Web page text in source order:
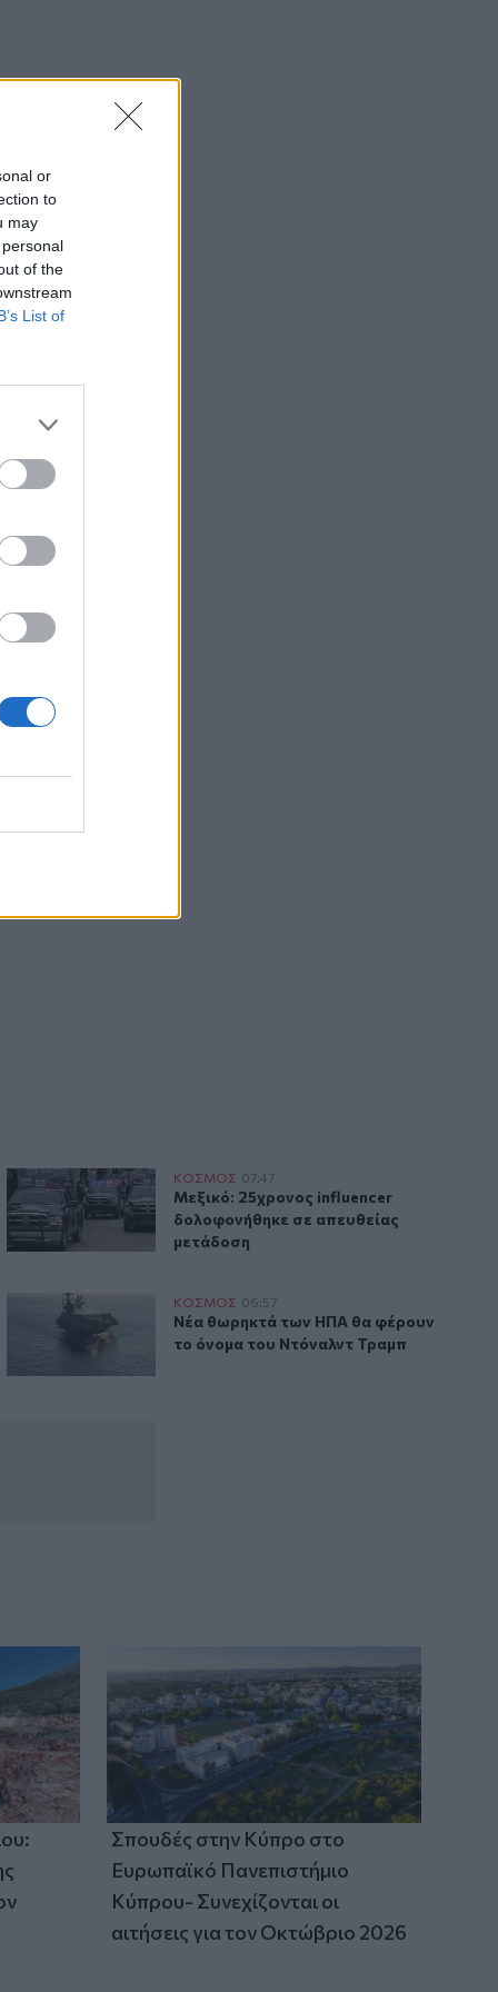
or
to
may
of the
List of
γραμμής
Οδησσού
ουκρανικό λιμάνι της Οδησσού
Μεξικό: 25χρονος influencer δολοφονήθηκε σε απευθείας
ΚΟΣΜΟΣ 07:47
Μεξικό: 25χρονος influencer
Μεξικό: 25χρονος influencer
δολοφονήθηκε σε απευθείας
μετάδοση
Φουέγο
στο ηφαίστειο Φουέγο
Νέα θωρηκτά των ΗΠΑ θα φέρουν το όνομα του Ντόναλντ
ΚΟΣΜΟΣ 06:57
Νέα θωρηκτά των ΗΠΑ θα φέρουν το
Νέα θωρηκτά των ΗΠΑ θα φέρουν
το όνομα του Ντόναλντ Τραμπ
Σπουδές στην Κύπρο στο
Ευρωπαϊκό Πανεπιστήμιο
Κύπρου- Συνεχίζονται οι
αιτήσεις για τον Οκτώβριο 2026